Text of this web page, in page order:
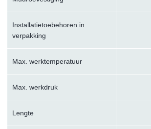
Installatietoebehoren in
verpakking
Max. werktemperatuur
Max. werkdruk
Lengte